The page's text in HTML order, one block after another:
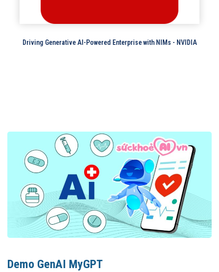
Driving Generative AI-Powered Enterprise with NIMs - NVIDIA
Demo GenAI MyGPT